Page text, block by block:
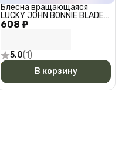
5.0(1)
608 ₽
Блесна вращающаяся
LUCKY JOHN BONNIE BLADE
4, расцветка 010, вес 10,3 г,
В корзину